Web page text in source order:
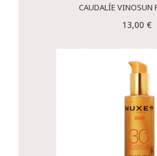
CAUDALÍE VINOSUN
13,00 €